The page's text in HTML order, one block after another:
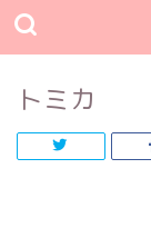
トミカ